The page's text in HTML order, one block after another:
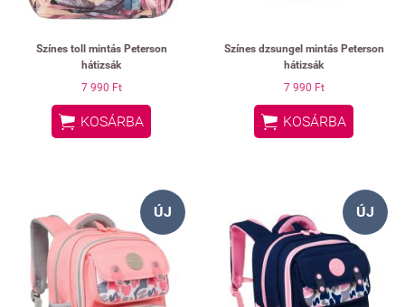
Színes toll mintás Peterson
hátizsák
7 990 Ft
 KOSÁRBA
Színes dzsungel mintás Peterson
hátizsák
7 990 Ft
 KOSÁRBA
ÚJ ÚJ